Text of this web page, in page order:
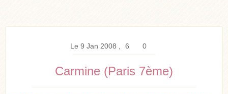
Le 9 Jan 2008 6 0
Carmine (Paris 7ème)